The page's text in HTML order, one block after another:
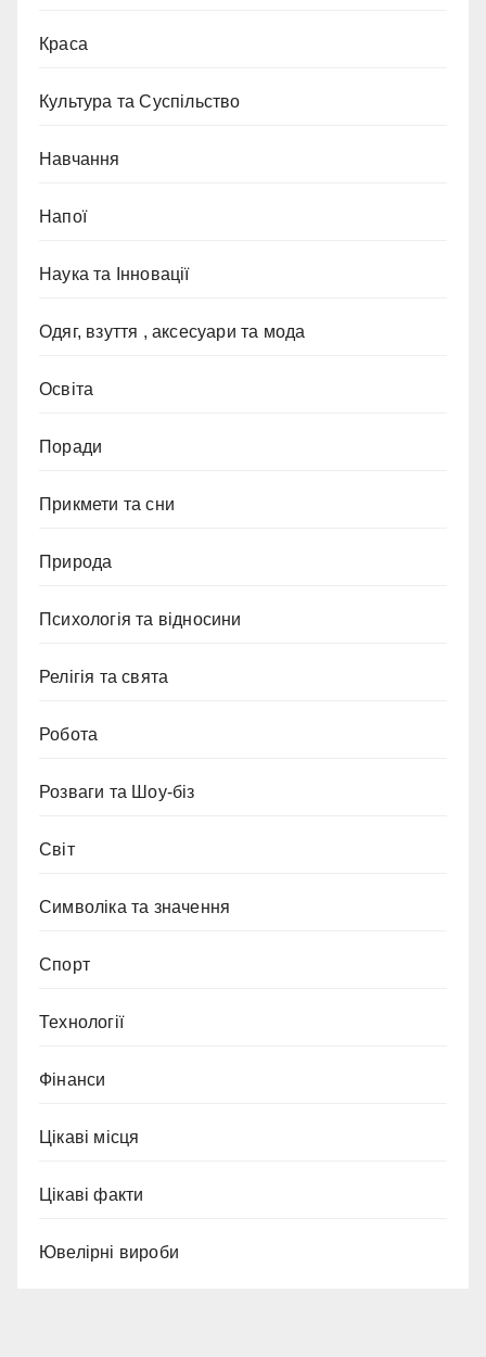
Краса
Культура та Суспільство
Навчання
Напої
Наука та Інновації
Одяг, взуття , аксесуари та мода
Освіта
Поради
Прикмети та сни
Природа
Психологія та відносини
Релігія та свята
Робота
Розваги та Шоу-біз
Світ
Символіка та значення
Спорт
Технології
Фінанси
Цікаві місця
Цікаві факти
Ювелірні вироби